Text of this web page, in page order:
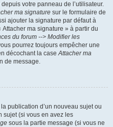
votre panneau de l’utilisateur.
ma signature sur le formulaire de
ajouter la signature par défaut à
ma signature » à partir du
du forum --> Modifier les
pourrez toujours empêcher une
décochant la caseAttacher ma
de message.
publication d’un nouveau sujet ou
sujet (si vous en avez les
sous la partie message (si vous ne